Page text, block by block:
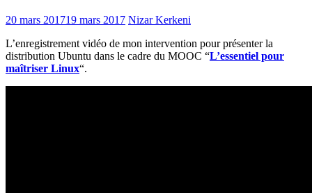
20 mars 201719 mars 2017 Nizar Kerkeni
L’enregistrement vidéo de mon intervention pour présenter la
distribution Ubuntu dans le cadre du MOOC “L’essentiel pour
maîtriser Linux“.